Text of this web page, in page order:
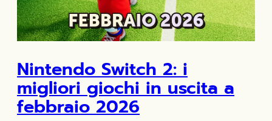
Nintendo Switch 2: i
migliori giochi in uscita a
febbraio 2026